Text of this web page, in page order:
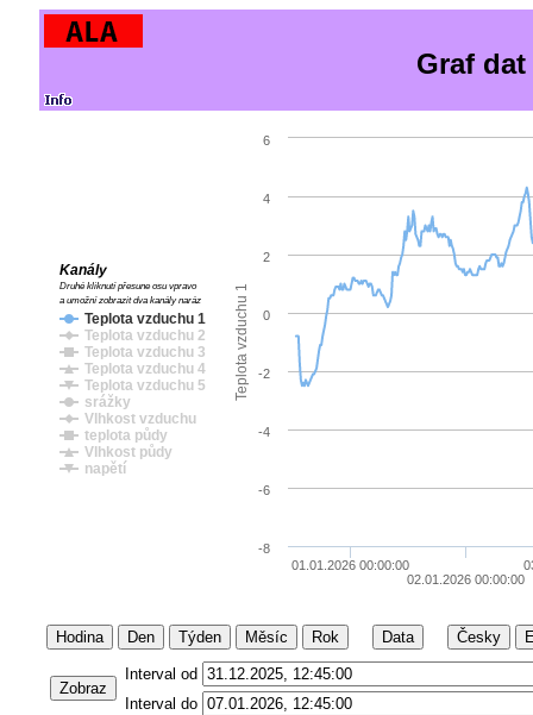
Graf
Teplota vzduchu 1
Teplota vzduchu 1
Teplota vzduchu 2
Teplota vzduchu 3
Teplota vzduchu 4
Teplota vzduchu 5
srážky
Vlhkost vzduchu
teplota půdy
Vlhkost půdy
napětí
Kanály
Druhé kliknutí přesune osu vpravo
a umožní zobrazit dva kanály naráz
01.01.2026 00:00:00
02.01.2026 00:00:00
-8
-6
-4
-2
0
2
4
6
Hodina Den Týden Měsíc Rok Data Česky
Zobraz
Interval od
Interval do